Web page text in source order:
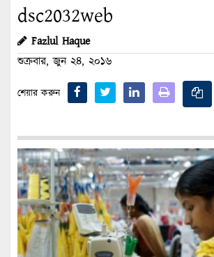
dsc2032web
Fazlul Haque
শুক্রবার, জুন ২৪, ২০১৬
শেয়ার করুন